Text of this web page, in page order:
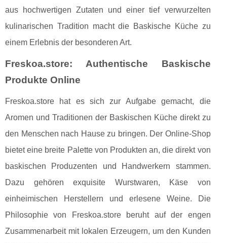
aus hochwertigen Zutaten und einer tief verwurzelten
kulinarischen Tradition macht die Baskische Küche zu
einem Erlebnis der besonderen Art.
Freskoa.store: Authentische Baskische
Produkte Online
Freskoa.store hat es sich zur Aufgabe gemacht, die
Aromen und Traditionen der Baskischen Küche direkt zu
den Menschen nach Hause zu bringen. Der Online-Shop
bietet eine breite Palette von Produkten an, die direkt von
baskischen Produzenten und Handwerkern stammen.
Dazu gehören exquisite Wurstwaren, Käse von
einheimischen Herstellern und erlesene Weine. Die
Philosophie von Freskoa.store beruht auf der engen
Zusammenarbeit mit lokalen Erzeugern, um den Kunden